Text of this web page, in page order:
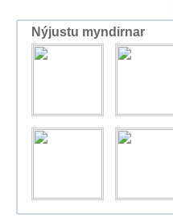
Nýjustu myndirnar